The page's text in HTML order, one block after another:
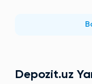
Depozit.uz